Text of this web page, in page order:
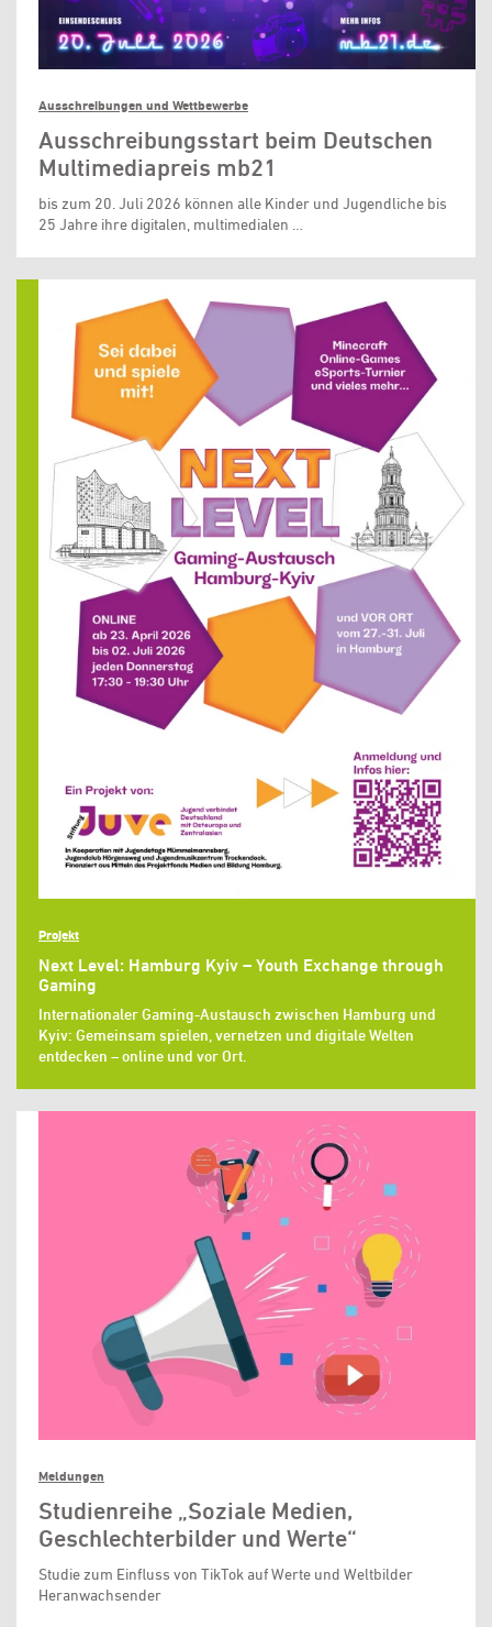
Ausschreibungen und Wettbewerbe
Ausschreibungsstart beim Deutschen
Multimediapreis mb21
bis zum 20. Juli 2026 können alle Kinder und Jugendliche bis
25 Jahre ihre digitalen, multimedialen …
Projekt
Next Level: Hamburg Kyiv – Youth Exchange through
Gaming
Internationaler Gaming-Austausch zwischen Hamburg und
Kyiv: Gemeinsam spielen, vernetzen und digitale Welten
entdecken – online und vor Ort.
Meldungen
Studienreihe „Soziale Medien,
Geschlechterbilder und Werte“
Studie zum Einfluss von TikTok auf Werte und Weltbilder
Heranwachsender